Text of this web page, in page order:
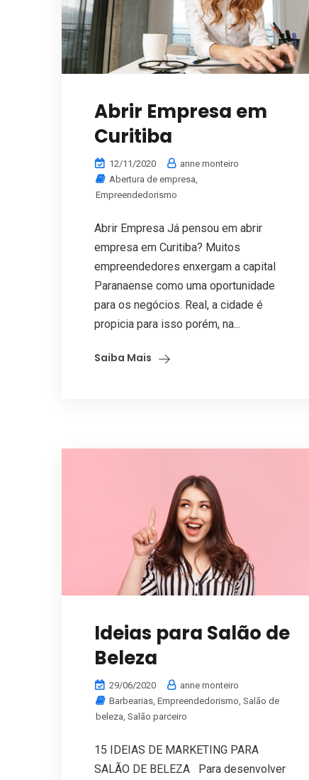
Abrir Empresa em
Curitiba
12/11/2020
anne monteiro
Abertura de empresa,
Empreendedorismo
Abrir Empresa Já pensou em abrir
empresa em Curitiba? Muitos
empreendedores enxergam a capital
Paranaense como uma oportunidade
para os negócios. Real, a cidade é
propicia para isso porém, na...
Saiba Mais
Ideias para Salão de
Beleza
29/06/2020
anne monteiro
Barbearias Empreendedorismo Salão de
beleza Salão parceiro
15 IDEIAS DE MARKETING PARA
SALÃO DE BELEZA Para desenvolver